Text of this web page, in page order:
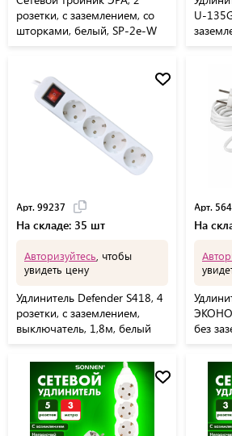
розетки, с заземлением, со
шторками, белый, SP-2e-W
U-
Арт. 99237
На складе: 35 шт
Авторизуйтесь , чтобы
увидеть цену
Удлинитель Defender S418, 4
розетки, с заземлением,
выключатель, 1,8м, белый
Арт. 564
На
без